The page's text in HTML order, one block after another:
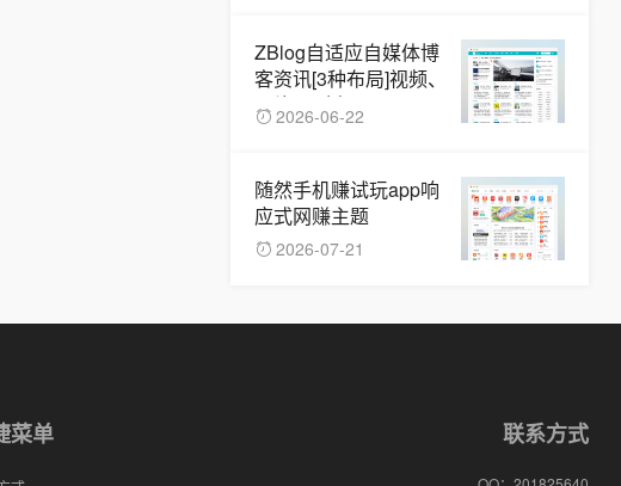
ZBlog自适应自媒体博
客资讯[3种布局]视频、
图片、列表
2026-06-22
随然手机赚试玩app响
应式网赚主题
2026-07-21
菜单 联系方式